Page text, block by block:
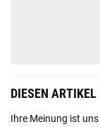
DIESEN ARTIKEL
Ihre Meinung ist